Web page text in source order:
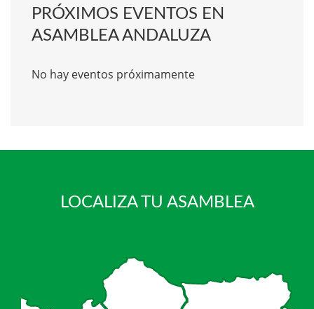
PRÓXIMOS EVENTOS EN
ASAMBLEA ANDALUZA
No hay eventos próximamente
LOCALIZA TU ASAMBLEA